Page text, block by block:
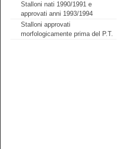
Stalloni nati 1990/1991 e
approvati anni 1993/1994
Stalloni approvati
morfologicamente prima del P.T.